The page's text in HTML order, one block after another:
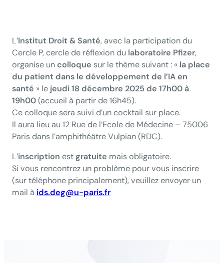
L’Institut Droit & Santé, avec la participation du
Cercle P, cercle de réflexion du laboratoire Pfizer,
organise uncolloque sur le thème suivant : « la place
du patient dans le développement de l’IA en
santé » le jeudi 18 décembre 2025 de 17h00 à
19h00(accueil à partir de 16h45).
Ce colloque sera suivi d’un cocktail sur place.
Il aura lieu au 12 Rue de l’Ecole de Médecine – 75006
Paris dans l’amphithéâtre Vulpian (RDC).
L’inscription est gratuite mais obligatoire.
Si vous rencontrez un problème pour vous inscrire
(sur téléphone principalement), veuillez envoyer un
mail à ids.deg@u-paris.fr